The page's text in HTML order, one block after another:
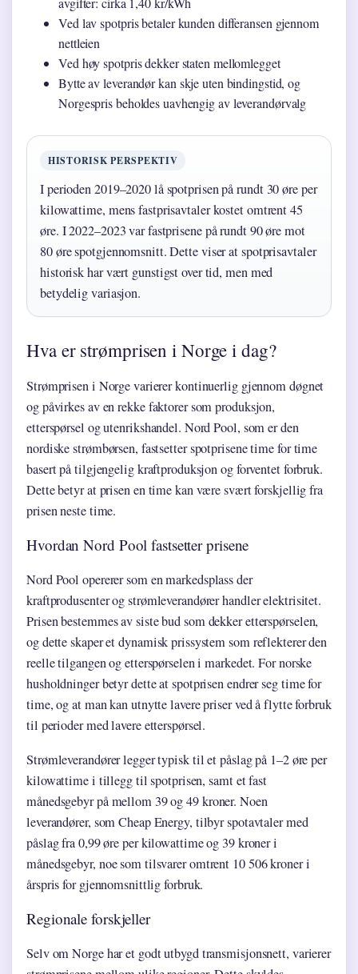
Ved lav spotpris betaler kunden differansen gjennom
nettleien
Ved høy spotpris dekker staten mellomlegget
Bytte av leverandør kan skje uten bindingstid, og
Norgespris beholdes uavhengig av leverandørvalg
HISTORISK PERSPEKTIV
I perioden 2019–2020 lå spotprisen på rundt 30 øre per
kilowattime, mens fastprisavtaler kostet omtrent 45
øre. I 2022–2023 var fastprisene på rundt 90 øre mot
80 øre spotgjennomsnitt. Dette viser at spotprisavtaler
historisk har vært gunstigst over tid, men med
betydelig variasjon.
Hva er strømprisen i Norge i dag?
Strømprisen i Norge varierer kontinuerlig gjennom døgnet
og påvirkes av en rekke faktorer som produksjon,
etterspørsel og utenrikshandel. Nord Pool, som er den
nordiske strømbørsen, fastsetter spotprisene time for time
basert på tilgjengelig kraftproduksjon og forventet forbruk.
Dette betyr at prisen en time kan være svært forskjellig fra
prisen neste time.
Hvordan Nord Pool fastsetter prisene
Nord Pool opererer som en markedsplass der
kraftprodusenter og strømleverandører handler elektrisitet.
Prisen bestemmes av siste bud som dekker etterspørselen,
og dette skaper et dynamisk prissystem som reflekterer den
reelle tilgangen og etterspørselen i markedet. For norske
husholdninger betyr dette at spotprisen endrer seg time for
time, og at man kan utnytte lavere priser ved å flytte forbruk
til perioder med lavere etterspørsel.
Strømleverandører legger typisk til et påslag på 1–2 øre per
kilowattime i tillegg til spotprisen, samt et fast
månedsgebyr på mellom 39 og 49 kroner. Noen
leverandører, som Cheap Energy, tilbyr spotavtaler med
påslag fra 0,99 øre per kilowattime og 39 kroner i
månedsgebyr, noe som tilsvarer omtrent 10 506 kroner i
årspris for gjennomsnittlig forbruk.
Regionale forskjeller
Selv om Norge har et godt utbygd transmisjonsnett, varierer